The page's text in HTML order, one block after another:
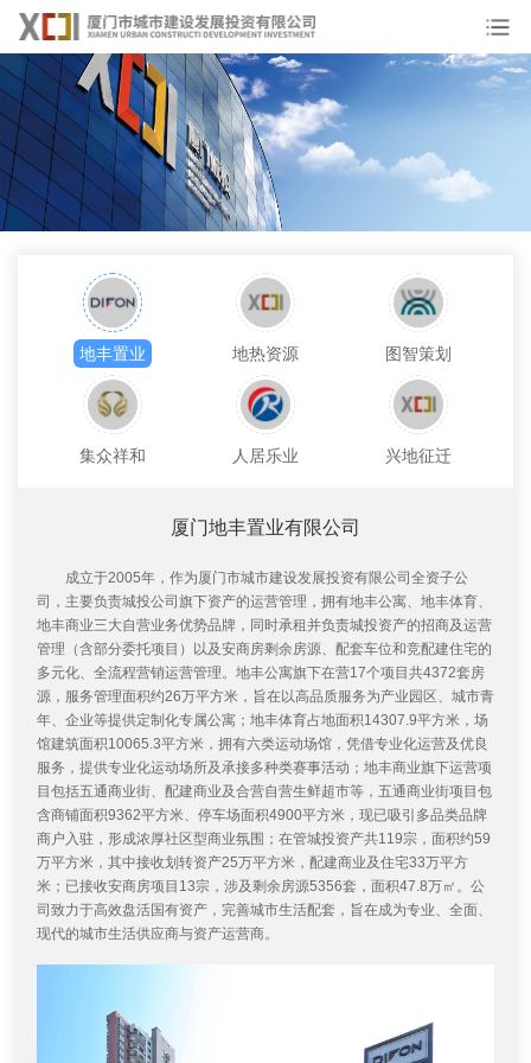
打
地丰置业 地热资源 图智策划
集众祥和 人居乐业 兴地征迁
厦门地丰置业有限公司
成立于2005年，作为厦门市城市建设发展投资有限公司全资子公
司，主要负责城投公司旗下资产的运营管理，拥有地丰公寓、地丰体育、
地丰商业三大自营业务优势品牌，同时承租并负责城投资产的招商及运营
管理（含部分委托项目）以及安商房剩余房源、配套车位和竞配建住宅的
多元化、全流程营销运营管理。地丰公寓旗下在营17个项目共4372套房
源，服务管理面积约26万平方米，旨在以高品质服务为产业园区、城市青
年、企业等提供定制化专属公寓；地丰体育占地面积14307.9平方米，场
馆建筑面积10065.3平方米，拥有六类运动场馆，凭借专业化运营及优良
服务，提供专业化运动场所及承接多种类赛事活动；地丰商业旗下运营项
目包括五通商业街、配建商业及合营自营生鲜超市等，五通商业街项目包
含商铺面积9362平方米、停车场面积4900平方米，现已吸引多品类品牌
商户入驻，形成浓厚社区型商业氛围；在管城投资产共119宗，面积约59
万平方米，其中接收划转资产25万平方米，配建商业及住宅33万平方
米；已接收安商房项目13宗，涉及剩余房源5356套，面积47.8万㎡。公
司致力于高效盘活国有资产，完善城市生活配套，旨在成为专业、全面、
现代的城市生活供应商与资产运营商。